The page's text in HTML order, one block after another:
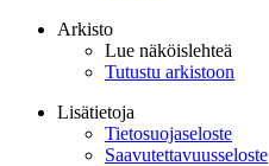
Arkisto
Lue näköislehteä
Tutustu arkistoon
Lisätietoja
Tietosuojaseloste
Saavutettavuusseloste